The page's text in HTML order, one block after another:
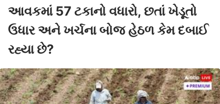
આવકમાં 57 ટકાનો વધારો, છતાં ખેડૂતો
ઉધાર અને ખર્ચના બોજ હેઠળ કેમ દબાઈ
રહ્યા છે?